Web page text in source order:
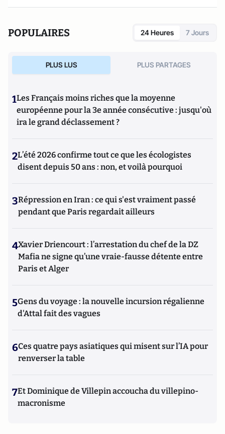
POPULAIRES 24 Heures 7 Jours
PLUS LUS PLUS PARTAGES
1Les Français moins riches que la moyenne
européenne pour la 3e année consécutive : jusqu'où
ira le grand déclassement ?
2L’été 2026 confirme tout ce que les écologistes
disent depuis 50 ans : non, et voilà pourquoi
3Répression en Iran : ce qui s'est vraiment passé
pendant que Paris regardait ailleurs
4Xavier Driencourt : l’arrestation du chef de la DZ
Mafia ne signe qu’une vraie-fausse détente entre
Paris et Alger
5Gens du voyage : la nouvelle incursion régalienne
d'Attal fait des vagues
6Ces quatre pays asiatiques qui misent sur l’IA pour
renverser la table
7Et Dominique de Villepin accoucha du villepino-
macronisme